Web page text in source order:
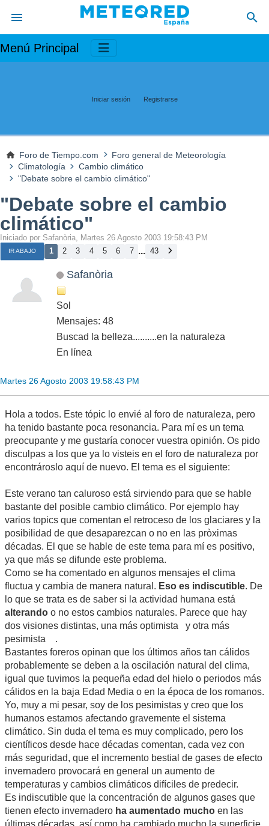
Menú Principal
Iniciar sesión Registrarse
Foro de Tiempo.com
Foro general de Meteorología
Climatología
Cambio climático
"Debate sobre el cambio climático"
"Debate sobre el cambio
climático"
Iniciado por Safanòria, Martes 26 Agosto 2003 19:58:43 PM
IR ABAJO 1 2 3 4 5 6 7 ... 43
Safanòria
Sol
Mensajes: 48
Buscad la belleza..........en la naturaleza
En línea
Martes 26 Agosto 2003 19:58:43 PM
Hola a todos. Este tópic lo envié al foro de naturaleza, pero
ha tenido bastante poca resonancia. Para mí es un tema
preocupante y me gustaría conocer vuestra opinión. Os pido
disculpas a los que ya lo visteis en el foro de naturaleza por
encontrároslo aquí de nuevo. El tema es el siguiente:
Este verano tan caluroso está sirviendo para que se hable
bastante del posible cambio climático. Por ejemplo hay
varios topics que comentan el retroceso de los glaciares y la
posibilidad de que desaparezcan o no en las pròximas
décadas. El que se hable de este tema para mí es positivo,
ya que más se difunde este problema.
Como se ha comentado en algunos mensajes el clima
fluctua y cambia de manera natural. Eso es indiscutible. De
lo que se trata es de saber si la actividad humana está
alterando o no estos cambios naturales. Parece que hay
dos visiones distintas, una más optimista y otra más
pesimista .
Bastantes foreros opinan que los últimos años tan cálidos
probablemente se deben a la oscilación natural del clima,
igual que tuvimos la pequeña edad del hielo o periodos más
cálidos en la baja Edad Media o en la época de los romanos.
Yo, muy a mi pesar, soy de los pesimistas y creo que los
humanos estamos afectando gravemente el sistema
climático. Sin duda el tema es muy complicado, pero los
científicos desde hace décadas comentan, cada vez con
más seguridad, que el incremento bestial de gases de efecto
invernadero provocará en general un aumento de
temperaturas y cambios climáticos difíciles de predecir.
Es indiscutible que la concentración de algunos gases que
tienen efecto invernadero ha aumentado mucho en las
últimas décadas, así como ha cambiado mucho la superficie